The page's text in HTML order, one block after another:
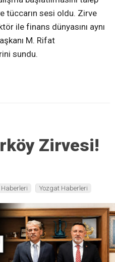
tüccarın sesi oldu. Zirve
ile finans dünyasını aynı
M. Rifat
sundu.
Zirvesi!
Haberleri Yozgat Haberleri